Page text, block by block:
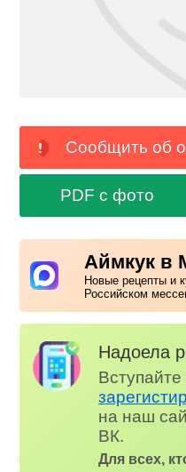
Сообщить об
PDF с фото
Аймкук в
Новые рецепты и
Российском
Надоела
на наш
ВК.
Для всех,